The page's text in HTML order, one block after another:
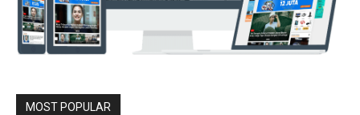
MOST POPULAR